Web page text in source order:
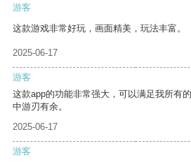
游客
这款游戏非常好玩，画面精美，玩法丰富。
2025-06-17
游客
这款app的功能非常强大，可以满足我所有
中游刃有余。
2025-06-17
游客